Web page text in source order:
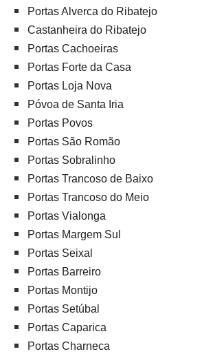
Portas Alverca do Ribatejo
Castanheira do Ribatejo
Portas Cachoeiras
Portas Forte da Casa
Portas Loja Nova
Póvoa de Santa Iria
Portas Povos
Portas São Romão
Portas Sobralinho
Portas Trancoso de Baixo
Portas Trancoso do Meio
Portas Vialonga
Portas Margem Sul
Portas Seixal
Portas Barreiro
Portas Montijo
Portas Setúbal
Portas Caparica
Portas Charneca